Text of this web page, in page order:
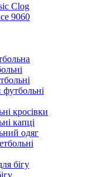
Clog
9060
кросівки
капці
одяг
бігу